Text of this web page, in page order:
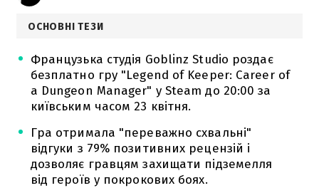
ОСНОВНІ ТЕЗИ
Французька студія Goblinz Studio роздає
безплатно гру "Legend of Keeper: Career of
a Dungeon Manager" у Steam до 20:00 за
київським часом 23 квітня.
Гра отримала "переважно схвальні"
відгуки з 79% позитивних рецензій і
дозволяє гравцям захищати підземелля
від героїв у покрокових боях.